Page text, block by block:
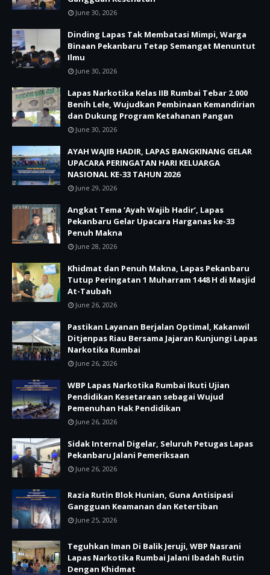
June 30, 2026
Dinding Lapas Tak Membatasi Mimpi, Warga
Binaan Pekanbaru Tetap Semangat Menuntut
Ilmu
June 30, 2026
Lapas Narkotika Kelas IIB Rumbai Tebar 2.000
Benih Lele, Wujudkan Pembinaan Kemandirian
dan Dukung Program Ketahanan Pangan
June 30, 2026
AYAH WAJIB HADIR, LAPAS BANGKINANG GELAR
UPACARA PERINGATAN HARI KELUARGA
NASIONAL KE-33 TAHUN 2026
June 29, 2026
Angkat Tema ‘Ayah Wajib Hadir’, Lapas
Pekanbaru Gelar Upacara Harganas ke-33
Penuh Makna
June 28, 2026
Khidmat dan Penuh Makna, Lapas Pekanbaru
Tutup Peringatan 1 Muharram 1448 H di Masjid
At-Taubah
June 26, 2026
Pastikan Layanan Berjalan Optimal, Kakanwil
Ditjenpas Riau Bersama Jajaran Kunjungi Lapas
Narkotika Rumbai
June 26, 2026
WBP Lapas Narkotika Rumbai Ikuti Ujian
Pendidikan Kesetaraan sebagai Wujud
Pemenuhan Hak Pendidikan
June 26, 2026
Sidak Internal Digelar, Seluruh Petugas Lapas
Pekanbaru Jalani Pemeriksaan
June 26, 2026
Razia Rutin Blok Hunian, Guna Antisipasi
Gangguan Keamanan dan Ketertiban
June 25, 2026
Teguhkan Iman Di Balik Jeruji, WBP Nasrani
Lapas Narkotika Rumbai Jalani Ibadah Rutin
Dengan Khidmat